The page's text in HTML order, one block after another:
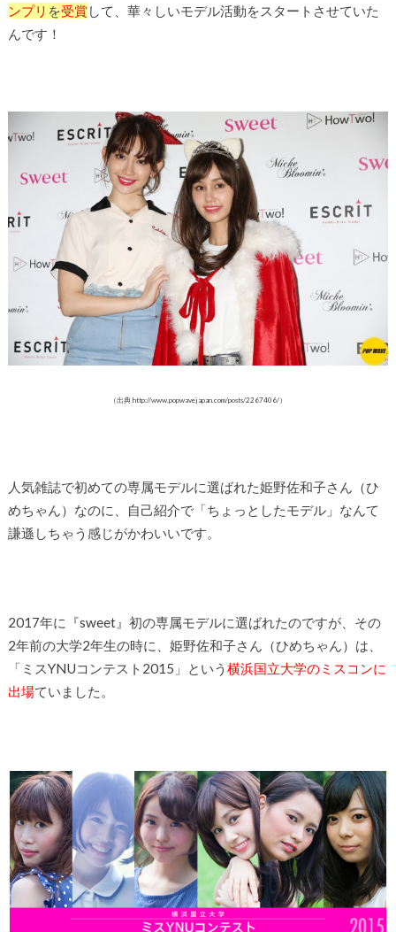
ンプリ を受賞して、華々しいモデル活動をスタートさせていた
んです！
（出典 http://www.popwavejapan.com/posts/2267406/）
人気雑誌で初めての専属モデルに選ばれた姫野佐和子さん（ひ
めちゃん）なのに、自己紹介で「ちょっとしたモデル」なんて
謙遜しちゃう感じがかわいいです。
2017年に『sweet』初の専属モデルに選ばれたのですが、その
2年前の大学2年生の時に、姫野佐和子さん（ひめちゃん）は、
「ミスYNUコンテスト2015」という 横浜国立大学のミスコンに
出場ていました。